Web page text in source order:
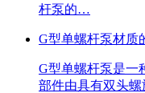
杆泵的…
G型单螺杆泵材质
G型单螺杆泵是一
部件由具有双头